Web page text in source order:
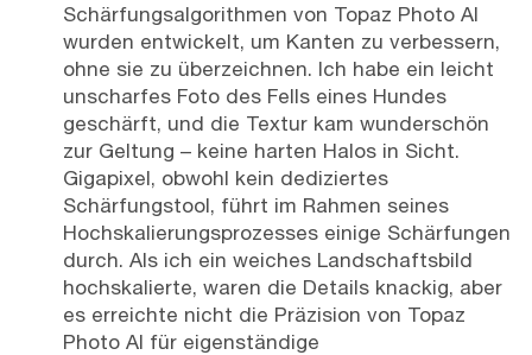
Schärfungsalgorithmen von Topaz Photo AI
wurden entwickelt, um Kanten zu verbessern,
ohne sie zu überzeichnen. Ich habe ein leicht
unscharfes Foto des Fells eines Hundes
geschärft, und die Textur kam wunderschön
zur Geltung – keine harten Halos in Sicht.
Gigapixel, obwohl kein dediziertes
Schärfungstool, führt im Rahmen seines
Hochskalierungsprozesses einige Schärfungen
durch. Als ich ein weiches Landschaftsbild
hochskalierte, waren die Details knackig, aber
es erreichte nicht die Präzision von Topaz
Photo AI für eigenständige